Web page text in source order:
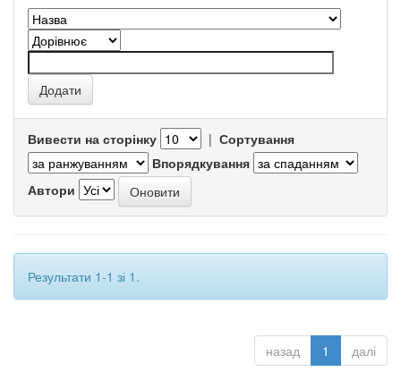
Вивести на сторінку | Сортування
Впорядкування
Автори
Результати 1-1 зі 1.
назад 1 далі